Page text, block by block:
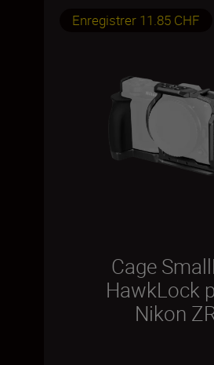
Enregistrer 11.85 CHF
Cage
HawkLock
Nikon